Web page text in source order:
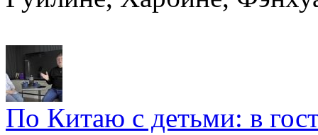
По Китаю с детьми: в